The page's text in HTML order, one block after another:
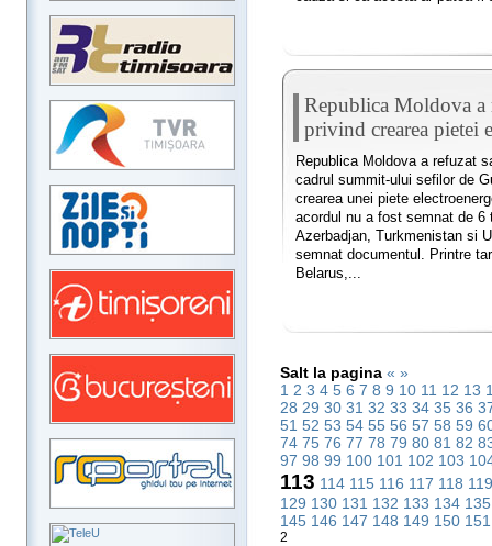
Republica Moldova a
privind crearea pietei
Republica Moldova a refuzat
cadrul summit-ului sefilor de
crearea unei piete
acordul nu a fost semnat de 6
Azerbadjan, Turkmenistan si
semnat documentul. Printre
Belarus,...
Salt la pagina « »
1 2 3 4 5 6 7 8 9 10 11 12 13
28 29 30 31 32 33 34 35 36
51 52 53 54 55 56 57 58 59
74 75 76 77 78 79 80 81 82
97 98 99 100 101 102 103
113 114 115 116 117 118
129 130 131 132 133 134
145 146 147 148 149 150
2